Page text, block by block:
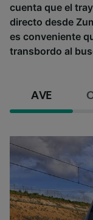
cuenta que el
directo desde
es conveniente
transbordo al
AVE